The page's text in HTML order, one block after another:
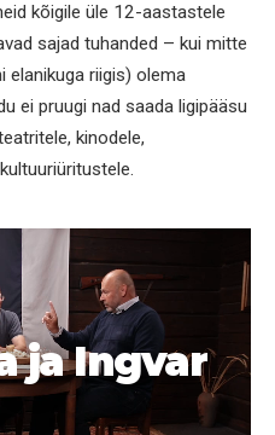
kõigile üle 12-aastastele
sajad tuhanded – kui mitte
elanikuga riigis) olema
ei pruugi nad saada ligipääsu
kinodele,
ja Ingvar